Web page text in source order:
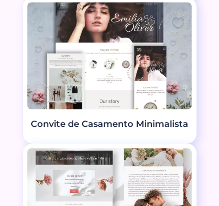
Convite de Casamento Minimalista